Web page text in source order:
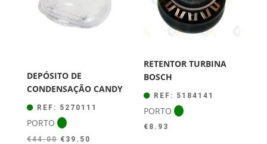
DEPÓSITO DE
CONDENSAÇÃO CANDY
REF: 5270111
PORTO
€44.00 O
€ 39.50
RETENTOR TURBINA
BOSCH
REF: 5184141
PORTO
€ 8.93